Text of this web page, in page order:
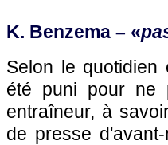
K. Benzema – «
Selon le quotidien
été puni pour ne
entraîneur, à
de presse